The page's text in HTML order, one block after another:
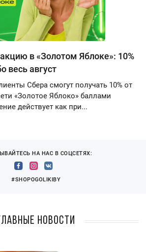
в «Золотом Яблоке»: 10%
весь август
Сбера смогут получать 10% от
«Золотое Яблоко» баллами
действует как при...
НА НАС В СОЦСЕТЯХ:
#SHOPOGOLIKIBY
новости